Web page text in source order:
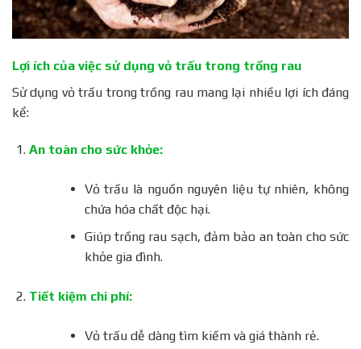
Lợi ích của việc sử dụng vỏ trấu trong trồng rau
Sử dụng vỏ trấu trong trồng rau mang lại nhiều lợi ích đáng
kể:
An toàn cho sức khỏe:
Vỏ trấu là nguồn nguyên liệu tự nhiên, không
chứa hóa chất độc hại.
Giúp trồng rau sạch, đảm bảo an toàn cho sức
khỏe gia đình.
Tiết kiệm chi phí:
Vỏ trấu dễ dàng tìm kiếm và giá thành rẻ.